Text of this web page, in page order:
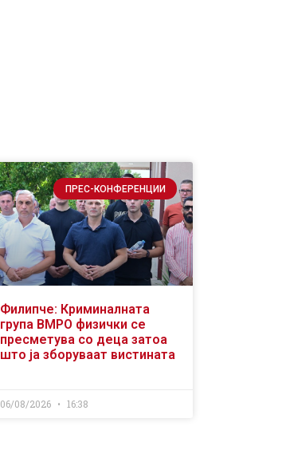
ПРЕС-КОНФЕРЕНЦИИ
Филипче: Криминалната
група ВМРО физички се
пресметува со деца затоа
што ја зборуваат вистината
06/08/2026 16:38